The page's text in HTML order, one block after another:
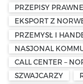
PRZEPISY PRAWNE
EKSPORT Z
PRZEMYSŁ I
NASJONAL
CALL CENTER –
SZWAJCARZY